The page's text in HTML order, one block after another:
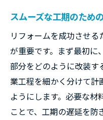
スムーズな工期のため
リフォームを成功させ
が重要です。まず最初に
部分をどのように改装す
業工程を細かく分けて計
ようにします。必要な材
ことで、工期の遅延を防